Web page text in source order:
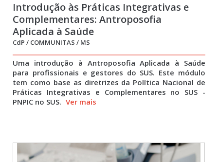
Introdução às Práticas Integrativas e
Complementares: Antroposofia
Aplicada à Saúde
CdP / COMMUNITAS / MS
Uma introdução à Antroposofia Aplicada à Saúde
para profissionais e gestores do SUS. Este módulo
tem como base as diretrizes da Política Nacional de
Práticas Integrativas e Complementares no SUS -
PNPIC no SUS. Ver mais